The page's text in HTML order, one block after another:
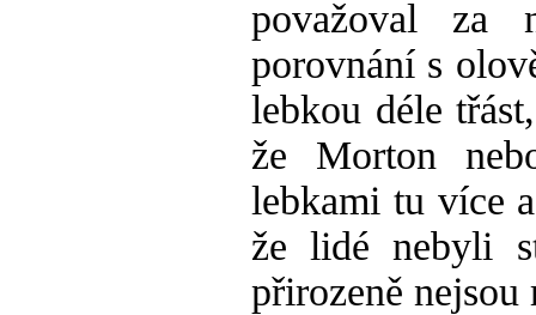
považoval za
porovnání s
lebkou déle
že Morton
lebkami tu více
že lidé nebyli
přirozeně nejsou